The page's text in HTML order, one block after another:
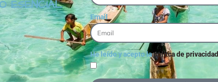
ESENCIAL
Email
He leído y acepto lapolítca de privacidad